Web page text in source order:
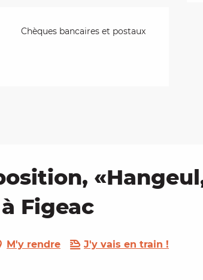
Chèques bancaires et postaux
Figeac
M'y rendre J'y vais en train !